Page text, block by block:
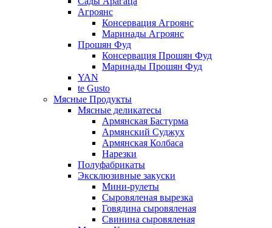
Агроянс
Консервация Агроянс
Маринады Агроянс
Прошян Фуд
Консервация Прошян Фуд
Маринады Прошян Фуд
YAN
te Gusto
Мясные Продукты
Мясные деликатесы
Армянская Бастурма
Армянский Суджух
Армянская Колбаса
Нарезки
Полуфабрикаты
Эксклюзивные закуски
Мини-рулеты
Сыровяленая вырезка
Говядина сыровяленая
Свинина сыровяленая